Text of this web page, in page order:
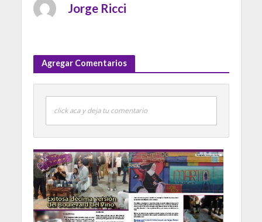
Jorge Ricci
Agregar Comentarios
click aca y deja tu comentario